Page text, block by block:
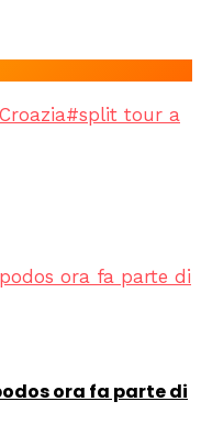
#split tour a
ora fa parte di